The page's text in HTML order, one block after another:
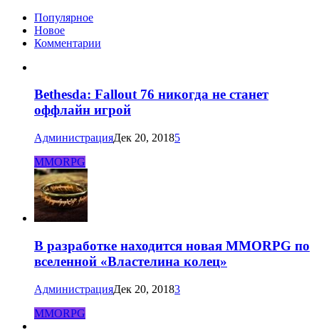
Популярное
Новое
Комментарии
Bethesda: Fallout 76 никогда не станет
оффлайн игрой
АдминистрацияДек 20, 20185
MMORPG
В разработке находится новая MMORPG по
вселенной «Властелина колец»
АдминистрацияДек 20, 20183
MMORPG